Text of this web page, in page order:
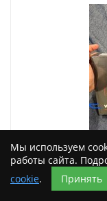
WOOTING 80HE
Keyboard Brand
Мы используем
работы сайта.
cookie. Принять